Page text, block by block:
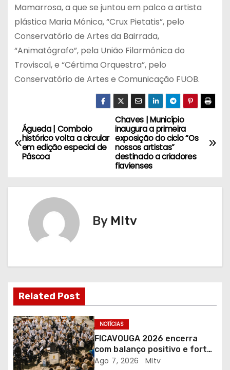
Mamarrosa, a que se juntou em palco a artista
plástica Maria Mónica, “Crux Pietatis”, pelo
Conservatório de Artes da Bairrada,
“Animatógrafo”, pela União Filarmónica do
Troviscal, e “Cértima Orquestra”, pelo
Conservatório de Artes e Comunicação FUOB.
N
a
e
o
d
e
a
Chaves | Município
inaugura a primeira
exposição do ciclo “Os
nossos artistas”
destinado a criadores
flavienses
Águeda | Comboio
histórico volta a circular
em edição especial de
Páscoa
By MItv
Related Post
NOTÍCIAS
FICAVOUGA 2026 encerra
com balanço positivo e forte
adesão da comunidade
Ago 7, 2026 MItv